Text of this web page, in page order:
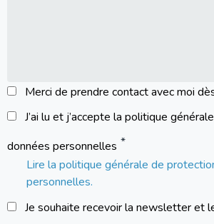
Merci de prendre contact avec moi
J’ai lu et j’accepte la politique
données personnelles
Lire la politique générale de
personnelles.
Je souhaite recevoir la newsletter et